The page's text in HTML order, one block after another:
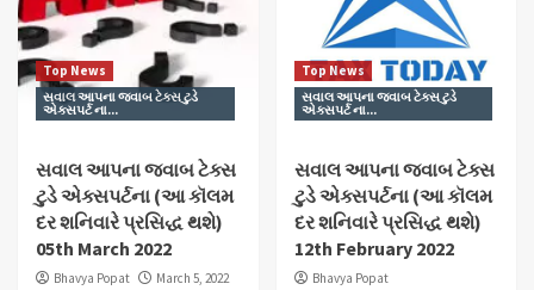
Top News
સવાલ આપના જવાબ ટેક્સ ટુડે
એક્સપર્ટ ના...
સવાલ આપના જવાબ ટેક્સ
ટુડે એક્સપર્ટના (આ કૉલમ
દર શનિવારે પ્રસિદ્ધ થશે)
05th March 2022
Bhavya Popat March 5, 2022
Top News
સવાલ આપના જવાબ ટેક્સ ટુડે
એક્સપર્ટ ના...
સવાલ આપના જવાબ ટેક્સ
ટુડે એક્સપર્ટના (આ કૉલમ
દર શનિવારે પ્રસિદ્ધ થશે)
12th February 2022
Bhavya Popat